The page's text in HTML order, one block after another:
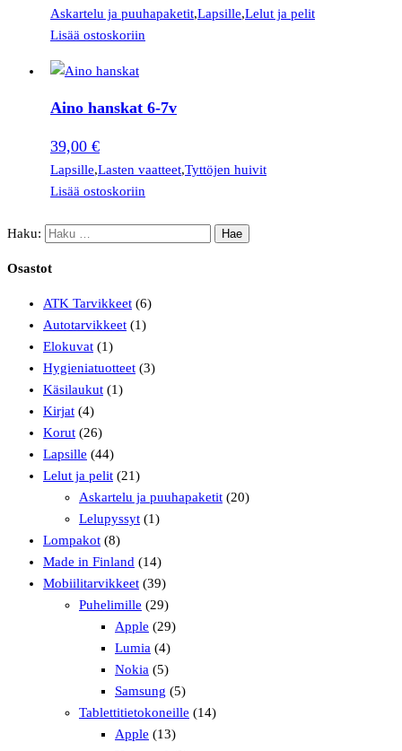
Askartelu ja puuhapaketit,Lapsille,Lelut ja pelit
Lisää ostoskoriin
Aino hanskat 6-7v
39,00 €
Lapsille,Lasten vaatteet,Tyttöjen huivit
Lisää ostoskoriin
Haku:
Osastot
ATK Tarvikkeet (6)
Autotarvikkeet (1)
Elokuvat (1)
Hygieniatuotteet (3)
Käsilaukut (1)
Kirjat (4)
Korut (26)
Lapsille (44)
Lelut ja pelit (21)
Askartelu ja puuhapaketit (20)
Lelupyssyt (1)
Lompakot (8)
Made in Finland (14)
Mobiilitarvikkeet (39)
Puhelimille (29)
Apple (29)
Lumia (4)
Nokia (5)
Samsung (5)
Tablettitietokoneille (14)
Apple (13)